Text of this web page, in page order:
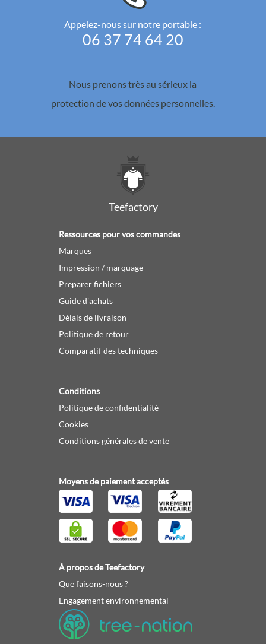
Appelez-nous sur notre portable :
06 37 74 64 20
Nous prenons très au sérieux la
protection de vos données personnelles.
Teefactory
Ressources pour vos commandes
Marques
Impression / marquage
Preparer fichiers
Guide d'achats
Délais de livraison
Politique de retour
Comparatif des techniques
Conditions
Politique de confidentialité
Cookies
Conditions générales de vente
Moyens de paiement acceptés
À propos de Teefactory
Que faisons-nous ?
Engagement environnemental